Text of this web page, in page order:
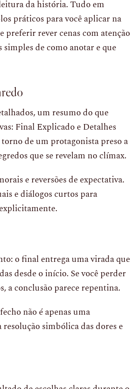
da história. Tudo em
práticos para você aplicar na
preferir rever cenas com atenção
de como anotar e que
um resumo do que
Final Explicado e Detalhes
de um protagonista preso a
que se revelam no clímax.
e reversões de expectativa.
e diálogos curtos para
o final entrega uma virada que
desde o início. Se você perder
a conclusão parece repentina.
não é apenas uma
simbólica das dores e